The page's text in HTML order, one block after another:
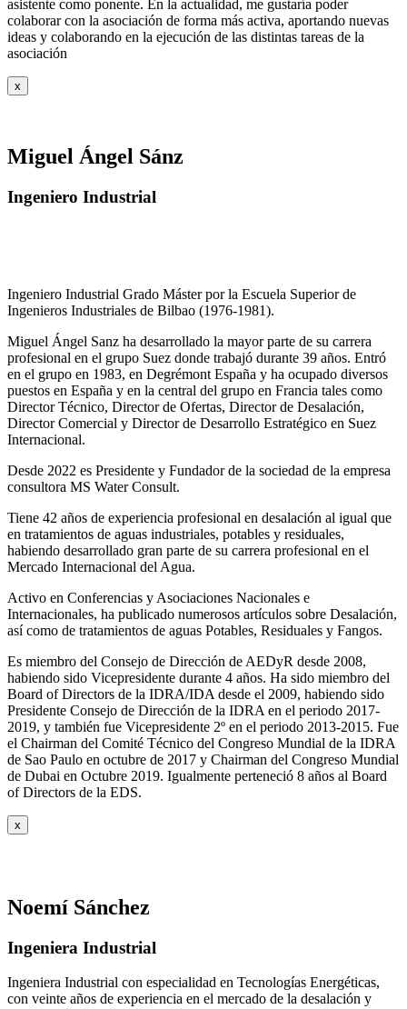
asistente como ponente. En la actualidad, me gustaría poder
colaborar con la asociación de forma más activa, aportando nuevas
ideas y colaborando en la ejecución de las distintas tareas de la
asociación
x
Miguel Ángel Sánz
Ingeniero Industrial
Ingeniero Industrial Grado Máster por la Escuela Superior de
Ingenieros Industriales de Bilbao (1976-1981).
Miguel Ángel Sanz ha desarrollado la mayor parte de su carrera
profesional en el grupo Suez donde trabajó durante 39 años. Entró
en el grupo en 1983, en Degrémont España y ha ocupado diversos
puestos en España y en la central del grupo en Francia tales como
Director Técnico, Director de Ofertas, Director de Desalación,
Director Comercial y Director de Desarrollo Estratégico en Suez
Internacional.
Desde 2022 es Presidente y Fundador de la sociedad de la empresa
consultora MS Water Consult.
Tiene 42 años de experiencia profesional en desalación al igual que
en tratamientos de aguas industriales, potables y residuales,
habiendo desarrollado gran parte de su carrera profesional en el
Mercado Internacional del Agua.
Activo en Conferencias y Asociaciones Nacionales e
Internacionales, ha publicado numerosos artículos sobre Desalación,
así como de tratamientos de aguas Potables, Residuales y Fangos.
Es miembro del Consejo de Dirección de AEDyR desde 2008,
habiendo sido Vicepresidente durante 4 años. Ha sido miembro del
Board of Directors de la IDRA/IDA desde el 2009, habiendo sido
Presidente Consejo de Dirección de la IDRA en el periodo 2017-
2019, y también fue Vicepresidente 2º en el periodo 2013-2015. Fue
el Chairman del Comité Técnico del Congreso Mundial de la IDRA
de Sao Paulo en octubre de 2017 y Chairman del Congreso Mundial
de Dubai en Octubre 2019. Igualmente perteneció 8 años al Board
of Directors de la EDS.
x
Noemí Sánchez
Ingeniera Industrial
Ingeniera Industrial con especialidad en Tecnologías Energéticas,
con veinte años de experiencia en el mercado de la desalación y